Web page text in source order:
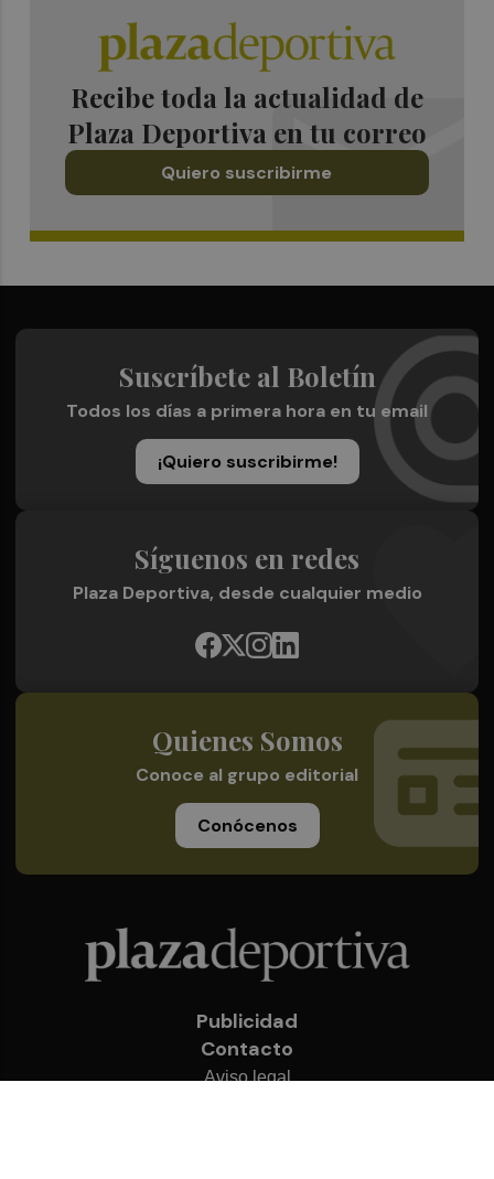
Recibe toda la actualidad de
Plaza Deportiva en tu correo
Quiero suscribirme
Suscríbete al Boletín
Todos los días a primera hora en tu email
¡Quiero suscribirme!
Síguenos en redes
Plaza Deportiva, desde cualquier medio
Quienes Somos
Conoce al grupo editorial
Conócenos
Publicidad
Contacto
Aviso legal